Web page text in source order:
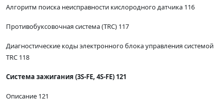
Алгоритм поиска неисправности кислородного датчика 116
Противобуксовочная система (TRC) 117
Диагностические коды электронного блока управления системой
TRC 118
Система зажигания (3S-FE, 4S-FE) 121
Описание 121